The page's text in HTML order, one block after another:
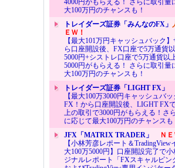
大100万円のチャンスも！
トレイダーズ証券「みんなのFX」
ＥＷ！
【最大101万円キャッシュバック
ら口座開設後、FX口座で5万通貨
5000円+シストレ口座で5万通貨以
5000円がもらえる！ さらに取引量
大100万円のチャンスも！
トレイダーズ証券「LIGHT FX」
【最大100万3000円キャッシュバ
FX！から口座開設後、LIGHT FX
上の取引で3000円がもらえる！さ
に応じて最大100万円のチャンスも
JFX「MATRIX TRADER」
ＮＥ
【小林芳彦レポート＆TradingView
大100万5000円】口座開設完了で小
ジナルレポート「FXスキャルピン